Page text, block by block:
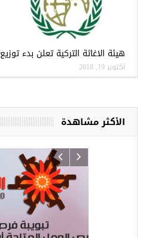
هيئة الاغاثة التركية تعلن بدء
أكتوبر 19, 2018
الأكثر مشاهدة